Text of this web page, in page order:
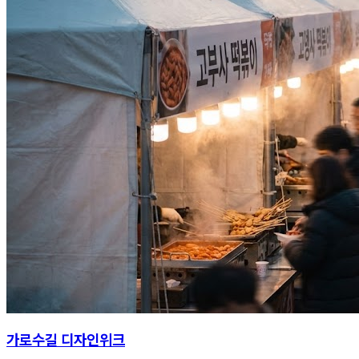
가로수길 디자인위크